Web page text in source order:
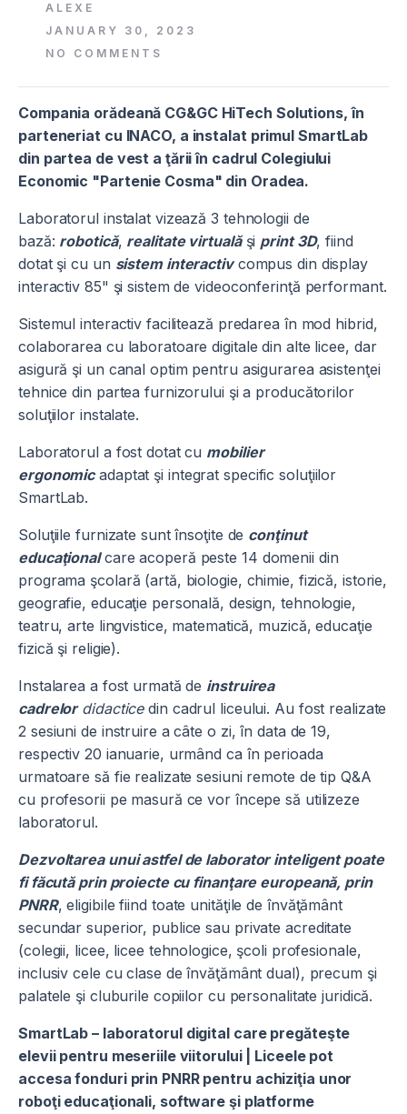
ALEXE
JANUARY 30, 2023
NO COMMENTS
Compania orădeană CG&GC HiTech Solutions, în
parteneriat cu INACO, a instalat primul SmartLab
din partea de vest a ţării în cadrul Colegiului
Economic "Partenie Cosma" din Oradea.
Laboratorul instalat vizează 3 tehnologii de
bază: robotică, realitate virtualăşi print 3D, fiind
dotat şi cu un sistem interactivcompus din display
interactiv 85" şi sistem de videoconferinţă performant.
Sistemul interactiv facilitează predarea în mod hibrid,
colaborarea cu laboratoare digitale din alte licee, dar
asigură şi un canal optim pentru asigurarea asistenţei
tehnice din partea furnizorului şi a producătorilor
soluţiilor instalate.
Laboratorul a fost dotat cu mobilier
ergonomicadaptat şi integrat specific soluţiilor
SmartLab.
Soluţiile furnizate sunt însoţite de conţinut
educaţionalcare acoperă peste 14 domenii din
programa şcolară (artă, biologie, chimie, fizică, istorie,
geografie, educaţie personală, design, tehnologie,
teatru, arte lingvistice, matematică, muzică, educaţie
fizică şi religie).
Instalarea a fost urmată de instruirea
cadrelordidacticedin cadrul liceului. Au fost realizate
2 sesiuni de instruire a câte o zi, în data de 19,
respectiv 20 ianuarie, urmând ca în perioada
urmatoare să fie realizate sesiuni remote de tip Q&A
cu profesorii pe masură ce vor începe să utilizeze
laboratorul.
Dezvoltarea unui astfel de laborator inteligent poate
fi făcută prin proiecte cu finanţare europeană, prin
PNRR, eligibile fiind toate unităţile de învăţământ
secundar superior, publice sau private acreditate
(colegii, licee, licee tehnologice, şcoli profesionale,
inclusiv cele cu clase de învăţământ dual), precum şi
palatele şi cluburile copiilor cu personalitate juridică.
SmartLab – laboratorul digital care pregăteşte
elevii pentru meseriile viitorului | Liceele pot
accesa fonduri prin PNRR pentru achiziţia unor
roboţi educaţionali, software şi platforme